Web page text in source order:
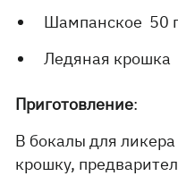
Шампанское 50
Ледяная крошка
Приготовление:
В бокалы для
крошку,